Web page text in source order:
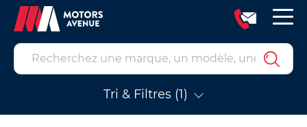
Tri & Filtres (1)